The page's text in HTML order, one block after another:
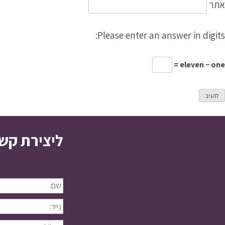
אתר
Please enter an answer in digits:
eleven − one =
ליצירת